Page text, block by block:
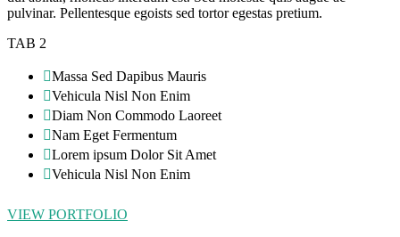
pulvinar. Pellentesque egoists sed tortor egestas pretium.
TAB 2
Massa Sed Dapibus Mauris
Vehicula Nisl Non Enim
Diam Non Commodo Laoreet
Nam Eget Fermentum
Lorem ipsum Dolor Sit Amet
Vehicula Nisl Non Enim
VIEW PORTFOLIO